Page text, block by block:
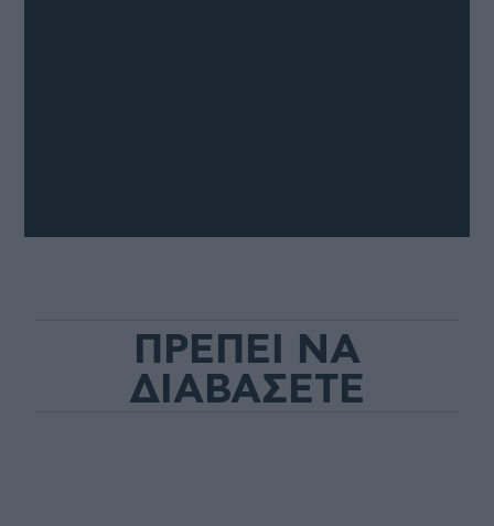
ΠΡΕΠΕΙ ΝΑ
ΔΙΑΒΑΣΕΤΕ